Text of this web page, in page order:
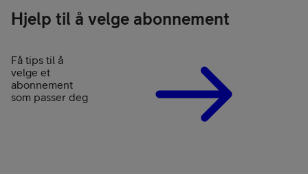
Hjelp til å velge abonnement
Få tips til å
velge et
abonnement
som passer deg